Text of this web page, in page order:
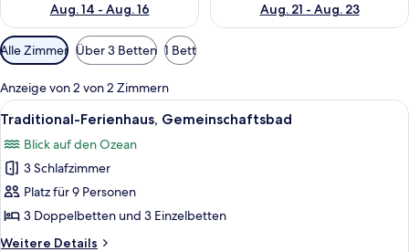
Aug. 14 - Aug. 16
Aug. 21 - Aug. 23
Verfügbare
Filter
für
Zimmer
Alle Zimmer Über 3 Betten 1 Bett
Anzeige von 2 von 2 Zimmern
Alle
Fotos
für
Traditional-
Ferienhaus,
Gemeinschaftsbad
anzeigen
Ein Zimmer mit zwei Betten, jedes
8
Traditional-Ferienhaus, Gemeinschaftsbad
Blick auf den Ozean
3 Schlafzimmer
Platz für 9 Personen
3 Doppelbetten und 3 Einzelbetten
Weitere Details
Weitere